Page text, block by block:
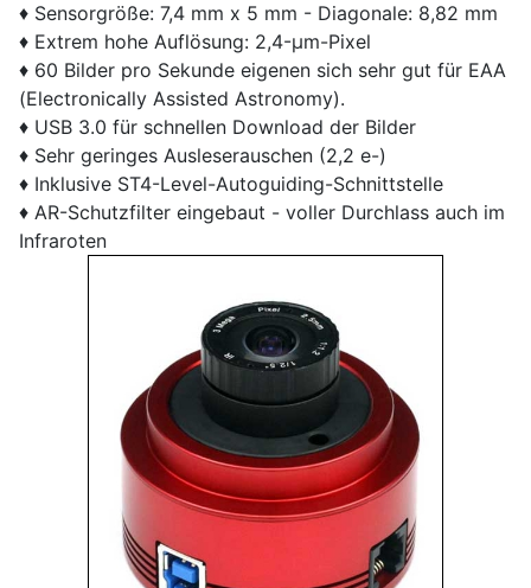
♦ Sensorgröße: 7,4 mm x 5 mm - Diagonale: 8,82 mm
♦ Extrem hohe Auflösung: 2,4-µm-Pixel
♦ 60 Bilder pro Sekunde eigenen sich sehr gut für EAA
(Electronically Assisted Astronomy).
♦ USB 3.0 für schnellen Download der Bilder
♦ Sehr geringes Ausleserauschen (2,2 e-)
♦ Inklusive ST4-Level-Autoguiding-Schnittstelle
♦ AR-Schutzfilter eingebaut - voller Durchlass auch im
Infraroten